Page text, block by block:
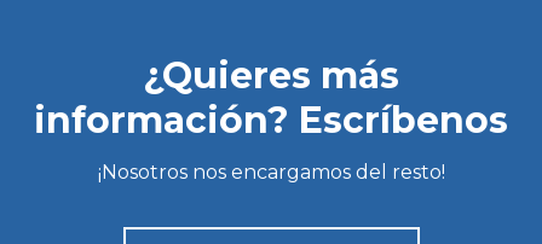
¿Quieres más
información? Escríbenos
¡Nosotros nos encargamos del resto!